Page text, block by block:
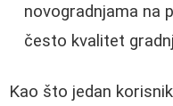
novogradnjama na
često kvalitet
Kao što jedan